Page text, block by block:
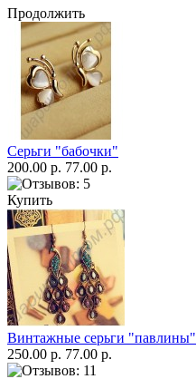
Продолжить
Серьги "бабочки"
200.00 р. 77.00 р.
Купить
Винтажные серьги "павлины"
250.00 р. 77.00 р.